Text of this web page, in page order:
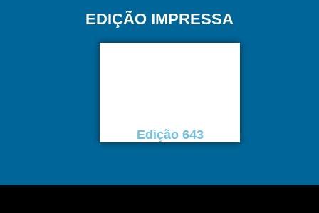
EDIÇÃO IMPRESSA
Edição 643